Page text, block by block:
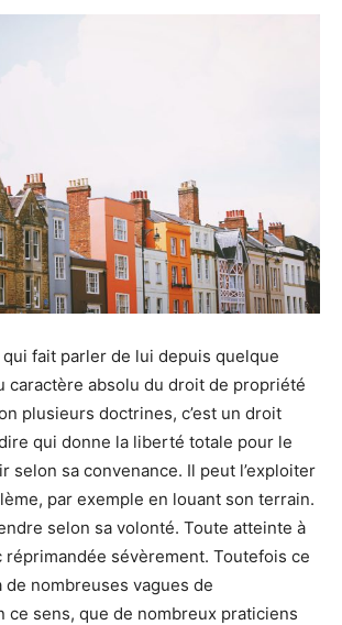
fait parler de lui depuis quelque
caractère absolu du droit de propriété
plusieurs doctrines, c’est un droit
qui donne la liberté totale pour le
selon sa convenance. Il peut l’exploiter
par exemple en louant son terrain.
selon sa volonté. Toute atteinte à
sévèrement. Toutefois ce
nombreuses vagues de
ce sens, que de nombreux praticiens